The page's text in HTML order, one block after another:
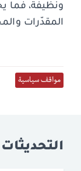
ونظيفة، فما
المقدّرات
مواقف سياسية
التحديثات